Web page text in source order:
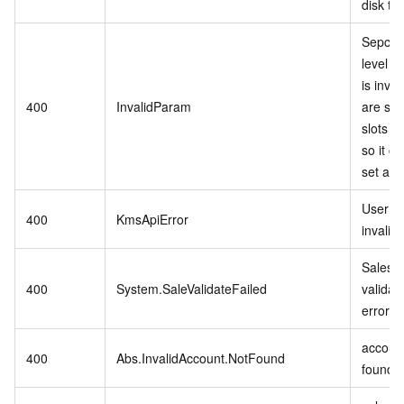
disk
400 InvalidParam
level
is
are
slots
so it
set as
400 KmsApiError
User
invalid.
400 System.SaleValidateFailed
Sales
error.
400 Abs.InvalidAccount.NotFound
found.